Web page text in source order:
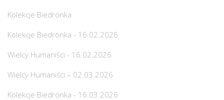
Kolekcje Biedronka
Kolekcje Biedronka - 16.02.2026
Wielcy Humaniści - 16.02.2026
Wielcy Humaniści – 02.03.2026
Kolekcje Biedronka - 16.03.2026